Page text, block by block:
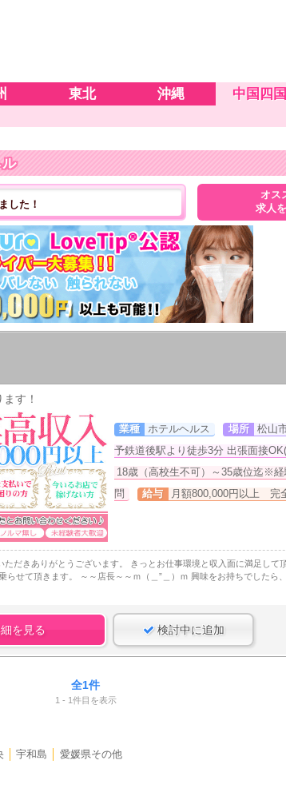
東北 沖縄 中国四国
した！
オス
求人
す！
業種 ホテルヘルス 場所 松山
予鉄道後駅より徒歩3分 出張面接
18歳（高校生不可）～35歳位迄※
問
給与 月額800,000円以上 完
だきありがとうございます。 きっとお仕事環境と収入面に満足して
らせて頂きます。 ～～店長～～ｍ（＿”＿）ｍ 興味をお持ちでしたら
を見る 検討中に追加
全1件
1 - 1件目を表示
宇和島 愛媛県その他